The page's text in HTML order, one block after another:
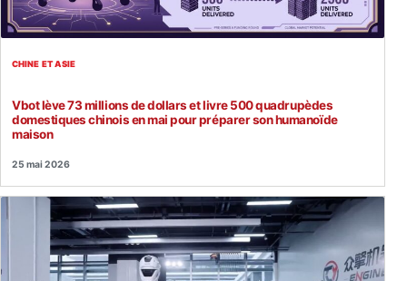
CHINE ET ASIE
Vbot lève 73 millions de dollars et livre 500 quadrupèdes
domestiques chinois en mai pour préparer son humanoïde
maison
25 mai 2026